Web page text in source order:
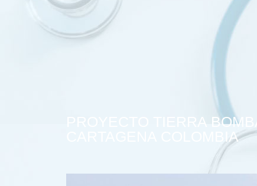
PROYECTO TIERRA BOMBA
CARTAGENA COLOMBIA